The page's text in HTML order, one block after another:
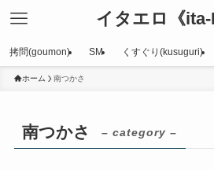
イタエロ《ita-
拷問(goumon) SM くすぐり(kusuguri)
ホーム 南つかさ
南つかさ – category –